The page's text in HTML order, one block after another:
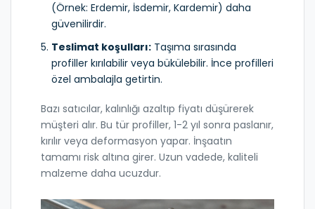
(Örnek: Erdemir, İsdemir, Kardemir) daha
güvenilirdir.
Teslimat koşulları: Taşıma sırasında
profiller kırılabilir veya bükülebilir. İnce profilleri
özel ambalajla getirtin.
Bazı satıcılar, kalınlığı azaltıp fiyatı düşürerek
müşteri alır. Bu tür profiller, 1-2 yıl sonra paslanır,
kırılır veya deformasyon yapar. İnşaatın
tamamı risk altına girer. Uzun vadede, kaliteli
malzeme daha ucuzdur.